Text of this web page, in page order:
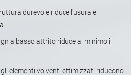
durevole riduce l'usura e
a basso attrito riduce al minimo il
gli elementi volventi ottimizzati riducono